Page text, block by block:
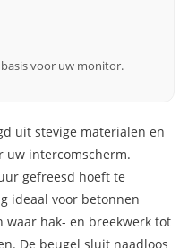
voor uw monitor.
uit stevige materialen en
uw intercomscherm.
gefreesd hoeft te
ideaal voor betonnen
waar hak- en breekwerk tot
De beugel sluit naadloos